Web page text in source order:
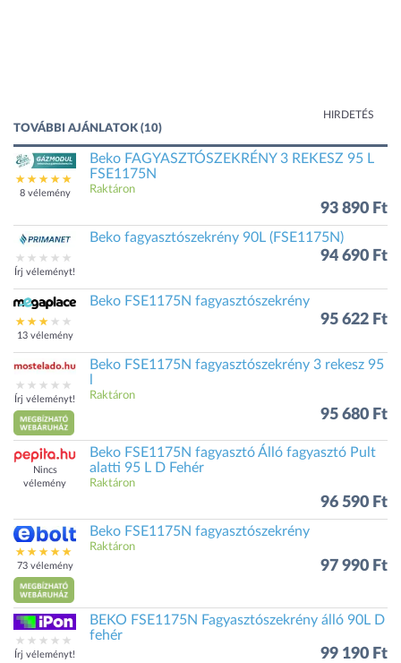
HIRDETÉS
TOVÁBBI AJÁNLATOK (10)
8 vélemény
Beko FAGYASZTÓSZEKRÉNY 3 REKESZ 95 L
FSE1175N
Raktáron
93 890 Ft
Írj véleményt!
Beko fagyasztószekrény 90L (FSE1175N)
94 690 Ft
13 vélemény
Beko FSE1175N fagyasztószekrény
95 622 Ft
Írj véleményt!
Beko FSE1175N fagyasztószekrény 3 rekesz 95
Raktáron
95 680 Ft
Nincs
vélemény
Beko FSE1175N fagyasztó Álló fagyasztó Pult
alatti 95 L D Fehér
Raktáron
96 590 Ft
73 vélemény
Beko FSE1175N fagyasztószekrény
Raktáron
97 990 Ft
Írj véleményt!
BEKO FSE1175N Fagyasztószekrény álló 90L D
fehér
99 190 Ft